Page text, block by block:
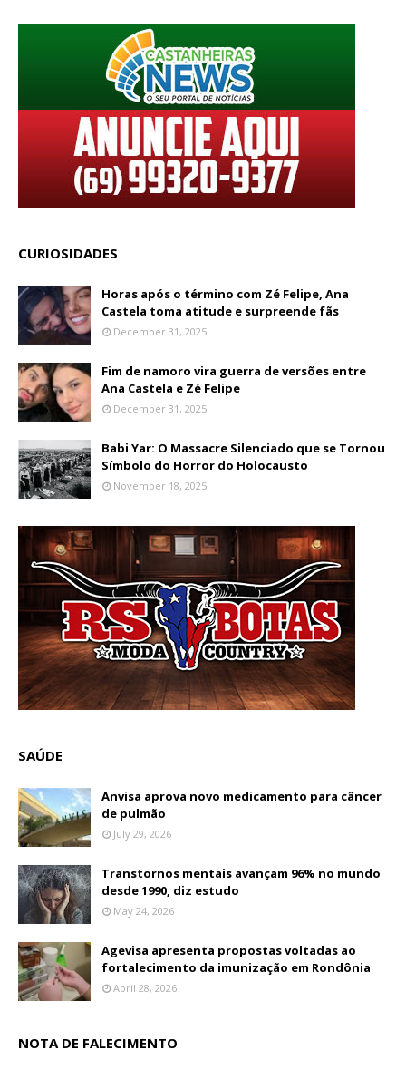
CURIOSIDADES
Horas após o término com Zé Felipe, Ana
Castela toma atitude e surpreende fãs
December 31, 2025
Fim de namoro vira guerra de versões entre
Ana Castela e Zé Felipe
December 31, 2025
Babi Yar: O Massacre Silenciado que se Tornou
Símbolo do Horror do Holocausto
November 18, 2025
SAÚDE
Anvisa aprova novo medicamento para câncer
de pulmão
July 29, 2026
Transtornos mentais avançam 96% no mundo
desde 1990, diz estudo
May 24, 2026
Agevisa apresenta propostas voltadas ao
fortalecimento da imunização em Rondônia
April 28, 2026
NOTA DE FALECIMENTO